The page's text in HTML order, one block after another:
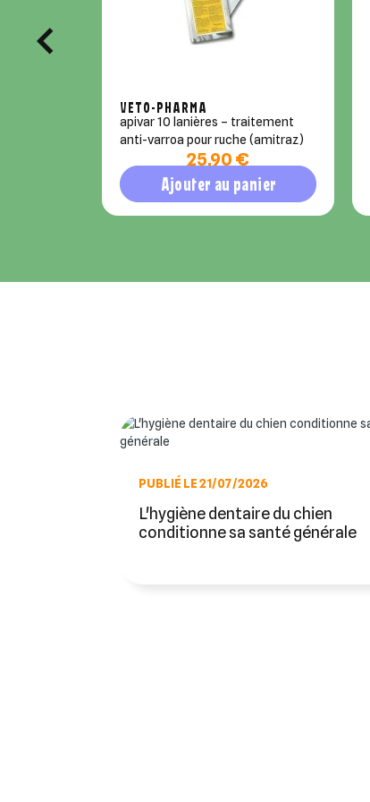
VETO-PHARMA
apivar 10 lanières – traitement
anti-varroa pour ruche (amitraz)
25,90 €
Ajouter au panier
PUBLIÉ LE 21/07/2026
L'hygiène dentaire du chien
conditionne sa santé générale